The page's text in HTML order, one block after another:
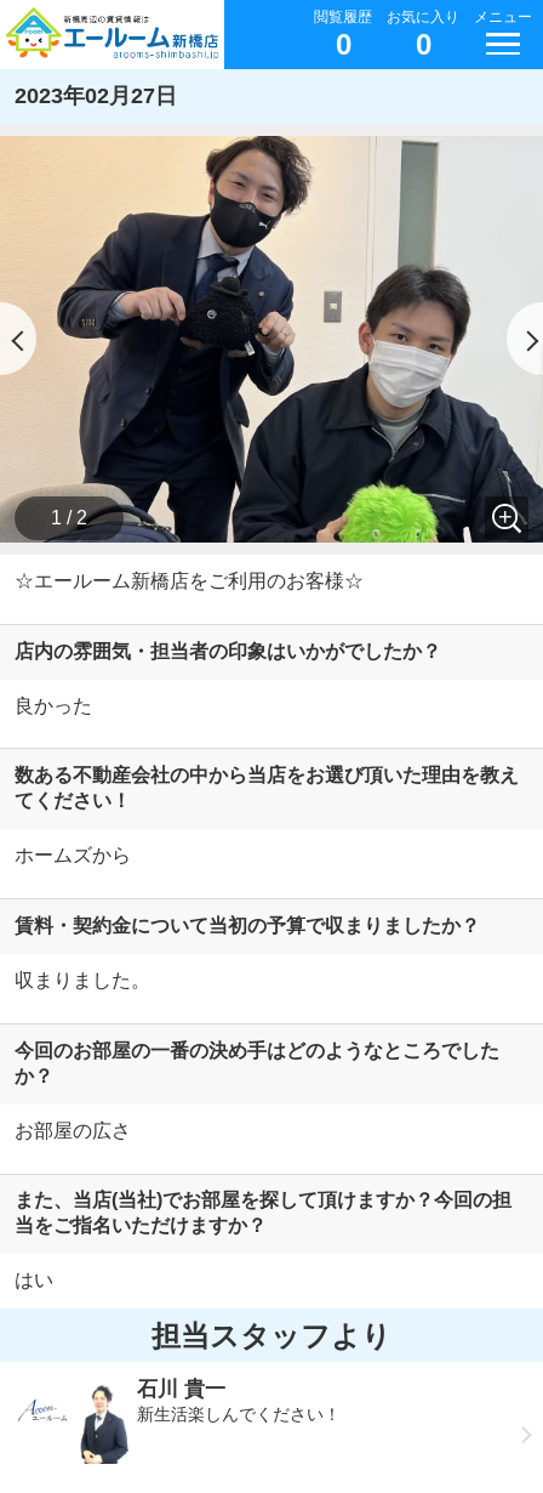
閲覧履歴
0
お気に入り
0
メニュー
2023年02月27日
1 / 2
☆エールーム新橋店をご利用のお客様☆
店内の雰囲気・担当者の印象はいかがでしたか？
良かった
数ある不動産会社の中から当店をお選び頂いた理由を教え
てください！
ホームズから
賃料・契約金について当初の予算で収まりましたか？
収まりました。
今回のお部屋の一番の決め手はどのようなところでした
か？
お部屋の広さ
また、当店(当社)でお部屋を探して頂けますか？今回の担
当をご指名いただけますか？
はい
担当スタッフより
石川 貴一
新生活楽しんでください！